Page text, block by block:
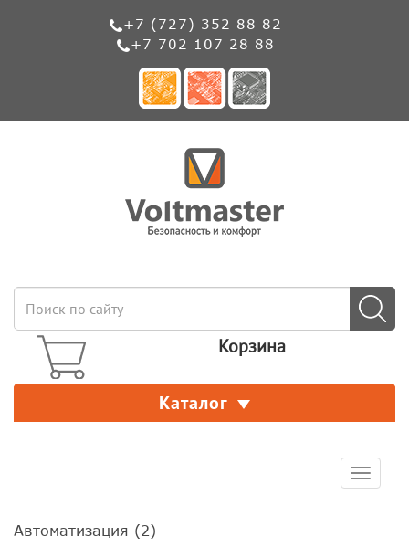
+7 (727) 352 88 82
+7 702 107 28 88
Корзина
Каталог
Toggle
Автоматизация (2)